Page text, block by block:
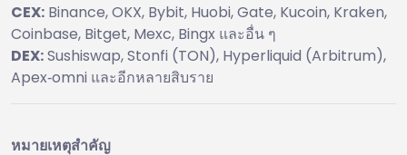
CEX: Binance, OKX, Bybit, Huobi, Gate, Kucoin, Kraken,
Coinbase, Bitget, Mexc, Bingx และอื่น ๆ
DEX:Sushiswap, Stonfi (TON), Hyperliquid (Arbitrum),
Apex‑omni และอีกหลายสิบราย
หมายเหตุสำคัญ